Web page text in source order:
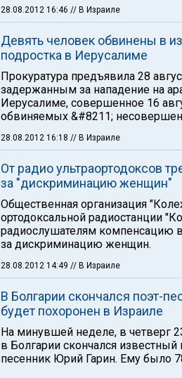
28.08.2012 16:46 // В Израиле
Девять человек обвинены в
подростка в Иерусалиме
Прокуратура предъявила 28
задержанным за нападение на
Иерусалиме, совершенное 16
обвиняемых &#8211;
28.08.2012 16:18 // В Израиле
От радио ультраортодоксов
за "дискриминацию женщин"
Общественная организация
ортодоксальной радиостанции
радиослушателям компенсацию
за дискриминацию женщин.
28.08.2012 14:49 // В Израиле
В Болгарии скончался поэт-
будет похоронен в Израиле
На минувшей неделе, в четверг
в Болгарии скончался
песенник Юрий Гарин. Ему было